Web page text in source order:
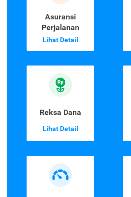
Asuransi
Perjalanan
Lihat Detail
Reksa Dana
Lihat Detail